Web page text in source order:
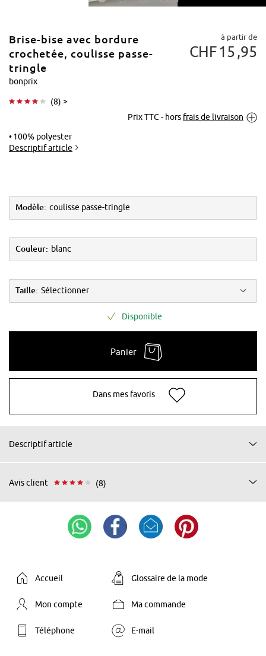
Brise-bise avec bordure
crochetée, coulisse passe-
tringle
bonprix
(8) >
à partir de
CHF15 95
Prix TTC - hors frais de livraison
100% polyester
Descriptif article
Modèle: coulisse passe-tringle
Couleur: blanc
Taille: Sélectionner
Disponible
Panier
Dans mes favoris
Descriptif article
Avis client (8)
Accueil Glossaire de la mode
Mon compte Ma commande
Téléphone E-mail